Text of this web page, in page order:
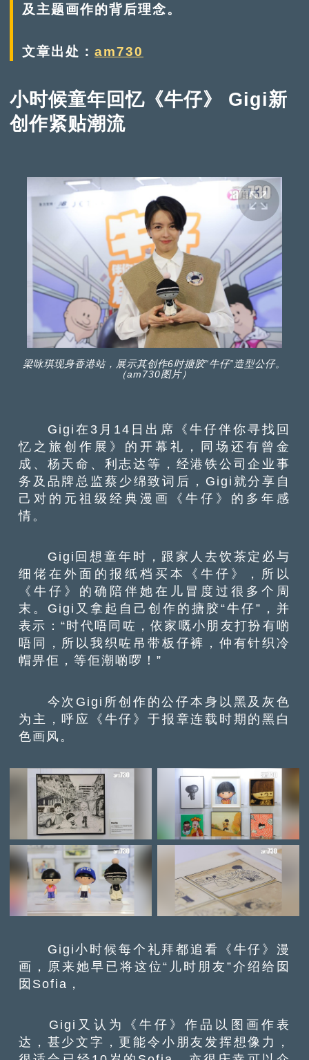
及主题画作的背后理念。
文章出处：am730
小时候童年回忆《牛仔》 Gigi新
创作紧贴潮流
梁咏琪现身香港站，展示其创作6吋搪胶“牛仔”造型公仔。
（am730图片）
Gigi在3月14日出席《牛仔伴你寻找回
忆之旅创作展》的开幕礼，同场还有曾金
成、杨天命、利志达等，经港铁公司企业事
务及品牌总监蔡少绵致词后，Gigi就分享自
己对的元祖级经典漫画《牛仔》的多年感
情。
Gigi回想童年时，跟家人去饮茶定必与
细佬在外面的报纸档买本《牛仔》，所以
《牛仔》的确陪伴她在儿冒度过很多个周
末。Gigi又拿起自己创作的搪胶“牛仔”，并
表示：“时代唔同咗，依家嘅小朋友打扮有啲
唔同，所以我织咗吊带板仔裤，仲有针织冷
帽畀佢，等佢潮啲啰！”
今次Gigi所创作的公仔本身以黑及灰色
为主，呼应《牛仔》于报章连载时期的黑白
色画风。
Gigi小时候每个礼拜都追看《牛仔》漫
画，原来她早已将这位“儿时朋友”介绍给囡
囡Sofia，
Gigi又认为《牛仔》作品以图画作表
达，甚少文字，更能令小朋友发挥想像力，